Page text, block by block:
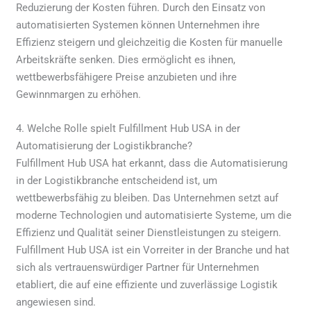
Reduzierung der Kosten führen. Durch den Einsatz von
automatisierten Systemen können Unternehmen ihre
Effizienz steigern und gleichzeitig die Kosten für manuelle
Arbeitskräfte senken. Dies ermöglicht es ihnen,
wettbewerbsfähigere Preise anzubieten und ihre
Gewinnmargen zu erhöhen.
4. Welche Rolle spielt Fulfillment Hub USA in der
Automatisierung der Logistikbranche?
Fulfillment Hub USA hat erkannt, dass die Automatisierung
in der Logistikbranche entscheidend ist, um
wettbewerbsfähig zu bleiben. Das Unternehmen setzt auf
moderne Technologien und automatisierte Systeme, um die
Effizienz und Qualität seiner Dienstleistungen zu steigern.
Fulfillment Hub USA ist ein Vorreiter in der Branche und hat
sich als vertrauenswürdiger Partner für Unternehmen
etabliert, die auf eine effiziente und zuverlässige Logistik
angewiesen sind.